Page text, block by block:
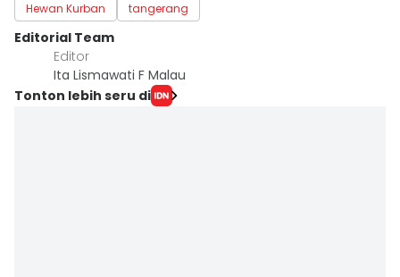
Hewan Kurban tangerang
Editorial Team
Editor
Ita Lismawati F Malau
Tonton lebih seru di